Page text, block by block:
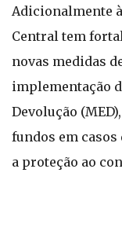
Adicionalmente
Central tem
novas medidas
implementação
Devolução
fundos em
a proteção ao